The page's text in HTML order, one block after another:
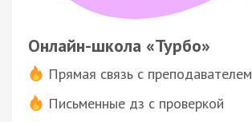
Онлайн-школа «Турбо»
Прямая связь с преподавателем
Письменные дз с проверкой